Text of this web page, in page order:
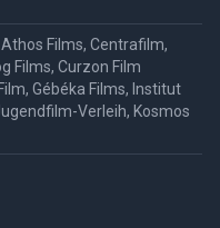
Films, Centrafilm,
Films, Curzon Film
Gébéka Films, Institut
Verleih, Kosmos